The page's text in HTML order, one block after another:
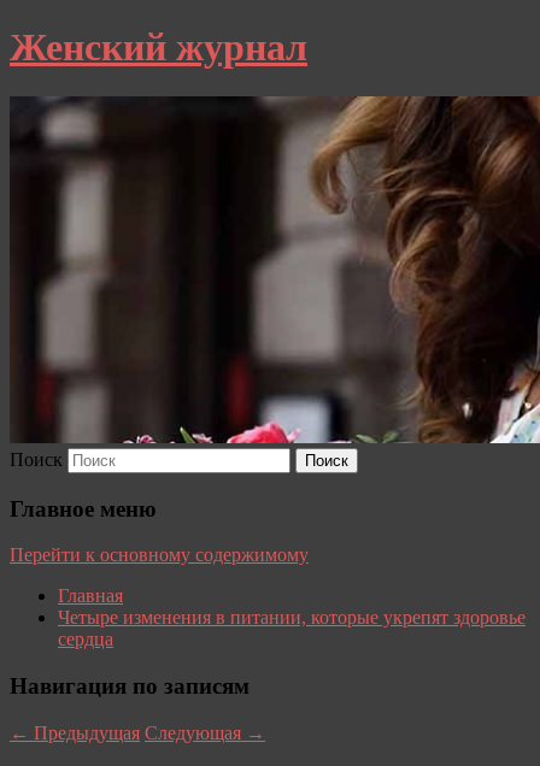
Женский журнал
Поиск
Главное меню
Перейти к основному содержимому
Главная
Четыре изменения в питании, которые укрепят здоровье
сердца
Навигация по записям
← Предыдущая Следующая →